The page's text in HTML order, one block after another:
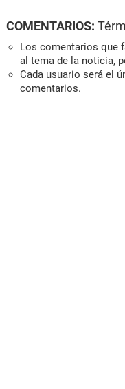
COMENTARIOS:
Los comentarios que
al tema de la noticia,
Cada usuario será el
comentarios.